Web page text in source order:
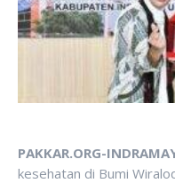
PAKKAR.ORG-
kesehatan di Bumi